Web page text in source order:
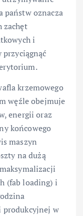
państw oznacza
zachęt
i
krzemowego
węźle obejmuje
energii oraz
końcowego
maszyn
na dużą
(fab loading) i
w